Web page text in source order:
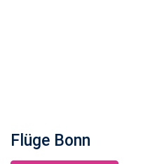
Flüge Bonn